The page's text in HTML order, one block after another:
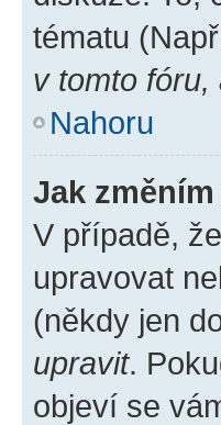
tématu
v tomto fóru,
Nahoru
Jak
V případě,
upravovat
(někdy jen
upravit.
objeví se